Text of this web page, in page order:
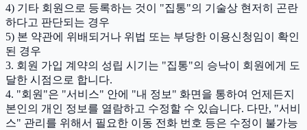
4) 기타 회원으로 등록하는 것이 "집통"의 기술상 현저히 곤란
하다고 판단되는 경우
5) 본 약관에 위배되거나 위법 또는 부당한 이용신청임이 확인
된 경우
3. 회원 가입 계약의 성립 시기는 "집통"의 승낙이 회원에게 도
달한 시점으로 합니다.
4. "회원"은 "서비스" 안에 "내 정보" 화면을 통하여 언제든지
본인의 개인 정보를 열람하고 수정할 수 있습니다. 다만, "서비
스" 관리를 위해서 필요한 이동 전화 번호 등은 수정이 불가능